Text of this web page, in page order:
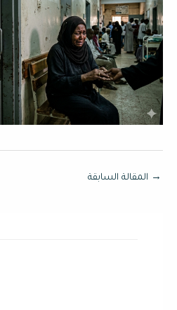
→ المقالة السابقة